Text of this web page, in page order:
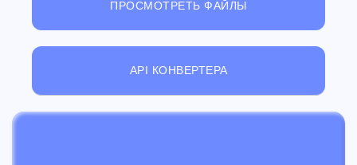
ПРОСМОТРЕТЬ ФАЙЛЫ
API КОНВЕРТЕРА